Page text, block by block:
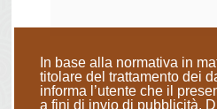
In base alla normativa in
titolare del trattamento dei
informa l’utente che il
a fini di invio di pubblicità.